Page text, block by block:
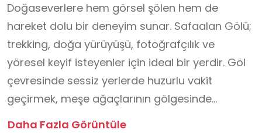
Doğaseverlere hem görsel şölen hem de
hareket dolu bir deneyim sunar. Safaalan Gölü;
trekking, doğa yürüyüşü, fotoğrafçılık ve
yöresel keyif isteyenler için ideal bir yerdir. Göl
çevresinde sessiz yerlerde huzurlu vakit
geçirmek, meşe ağaçlarının gölgesinde
yürümek, göl manzaralı mekânlarda lokal
Daha Fazla Görüntüle